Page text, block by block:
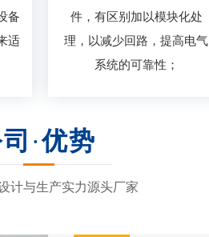
备
适
件，有区别加以模块化处
理，以减少回路，提高电气
系统的可靠性；
·优势
计与生产实力源头厂家